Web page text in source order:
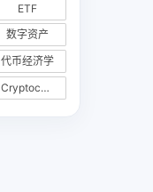
ETF
数字资产
代币经济学
Cryptocurrency Exchange